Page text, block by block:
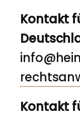
Kontakt
Kontakt